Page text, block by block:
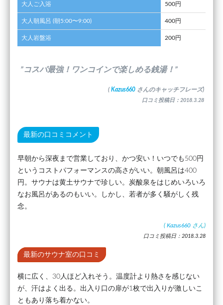
大人ご入浴 500円
大人朝風呂 (朝5:00〜9:00) 400円
大人岩盤浴 200円
”コスパ最強！ワンコインで楽しめる銭湯！”
( Kazus660 さんのキャッチフレーズ)
口コミ投稿日：2018.3.28
最新の口コミコメント
早朝から深夜まで営業しており、かつ安い！いつでも500円
というコストパフォーマンスの高さがいい。朝風呂は400
円。サウナは黄土サウナで珍しい。炭酸泉をはじめいろいろ
なお風呂があるのもいい。しかし、若者が多く騒がしく残
念。
( Kazus660 さん)
口コミ投稿日：2018.3.28
最新のサウナ室の口コミ
横に広く、30人ほど入れそう。温度計より熱さを感じない
が、汗はよく出る。出入り口の扉が1枚で出入りが激しいこ
ともあり落ち着かない。